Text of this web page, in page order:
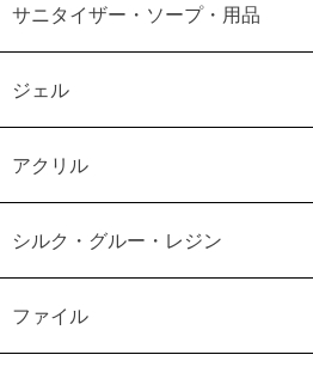
サニタイザー・ソープ・用品
ジェル
アクリル
シルク・グルー・レジン
ファイル